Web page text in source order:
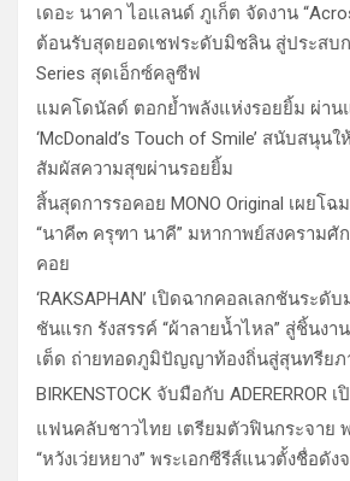
เดอะ นาคา ไอแลนด์ ภูเก็ต จัดงาน
ต้อนรับสุดยอดเชฟระดับมิชลิน สู่ประสบก
Series สุดเอ็กซ์คลูซีฟ
แมคโดนัลด์ ตอกย้ำพลังแห่งรอยยิ้ม ผ่า
‘McDonald’s Touch of Smile’ สนับสนุ
สัมผัสความสุขผ่านรอยยิ้ม
สิ้นสุดการรอคอย MONO Original เผยโ
“นาคี๓ ครุฑา นาคี” มหากาพย์สงคราม
คอย
‘RAKSAPHAN’ เปิดฉากคอลเลกชันระดั
ชันแรก รังสรรค์ “ผ้าลายน้ำไหล” สู่ชิ้นง
เต็ด ถ่ายทอดภูมิปัญญาท้องถิ่นสู่สุนทรียภ
BIRKENSTOCK จับมือกับ ADERERROR
แฟนคลับชาวไทย เตรียมตัวฟินกระจาย
“หวังเว่ยหยาง” พระเอกซีรีส์แนวตั้งชื่อดัง